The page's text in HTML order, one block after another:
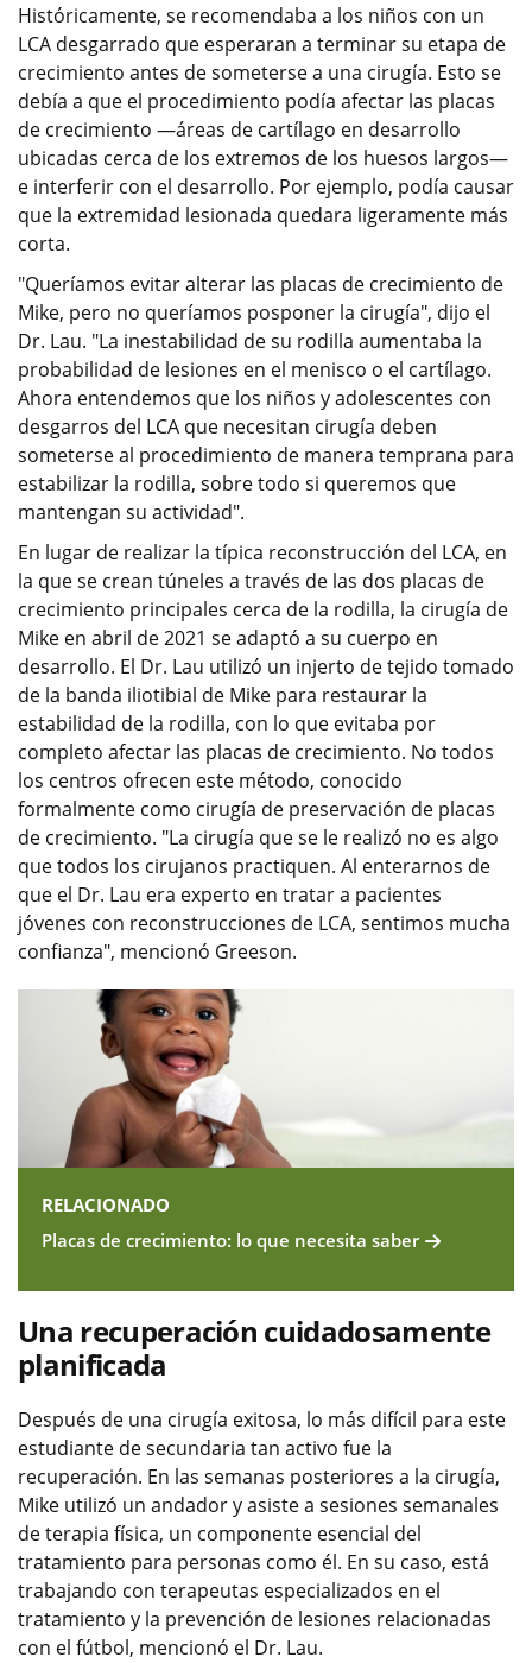
Históricamente, se recomendaba a los niños con un
LCA desgarrado que esperaran a terminar su etapa de
crecimiento antes de someterse a una cirugía. Esto se
debía a que el procedimiento podía afectar las placas
de crecimiento —áreas de cartílago en desarrollo
ubicadas cerca de los extremos de los huesos largos—
e interferir con el desarrollo. Por ejemplo, podía causar
que la extremidad lesionada quedara ligeramente más
corta.
"Queríamos evitar alterar las placas de crecimiento de
Mike, pero no queríamos posponer la cirugía", dijo el
Dr. Lau. "La inestabilidad de su rodilla aumentaba la
probabilidad de lesiones en el menisco o el cartílago.
Ahora entendemos que los niños y adolescentes con
desgarros del LCA que necesitan cirugía deben
someterse al procedimiento de manera temprana para
estabilizar la rodilla, sobre todo si queremos que
mantengan su actividad".
En lugar de realizar la típica reconstrucción del LCA, en
la que se crean túneles a través de las dos placas de
crecimiento principales cerca de la rodilla, la cirugía de
Mike en abril de 2021 se adaptó a su cuerpo en
desarrollo. El Dr. Lau utilizó un injerto de tejido tomado
de la banda iliotibial de Mike para restaurar la
estabilidad de la rodilla, con lo que evitaba por
completo afectar las placas de crecimiento. No todos
los centros ofrecen este método, conocido
formalmente como cirugía de preservación de placas
de crecimiento. "La cirugía que se le realizó no es algo
que todos los cirujanos practiquen. Al enterarnos de
que el Dr. Lau era experto en tratar a pacientes
jóvenes con reconstrucciones de LCA, sentimos mucha
confianza", mencionó Greeson.
RELACIONADO
Placas de crecimiento: lo que necesita saber
Una recuperación cuidadosamente
planificada
Después de una cirugía exitosa, lo más difícil para este
estudiante de secundaria tan activo fue la
recuperación. En las semanas posteriores a la cirugía,
Mike utilizó un andador y asiste a sesiones semanales
de terapia física, un componente esencial del
tratamiento para personas como él. En su caso, está
trabajando con terapeutas especializados en el
tratamiento y la prevención de lesiones relacionadas
con el fútbol, mencionó el Dr. Lau.